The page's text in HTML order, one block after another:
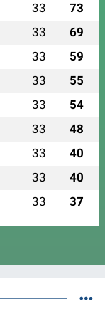
33 73
33 69
33 59
33 55
33 54
33 48
33 40
33 40
33 37